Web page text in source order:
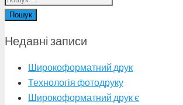
Пошук
Недавні записи
Широкоформатний друк
Технологія фотодруку
Широкоформатний друк є